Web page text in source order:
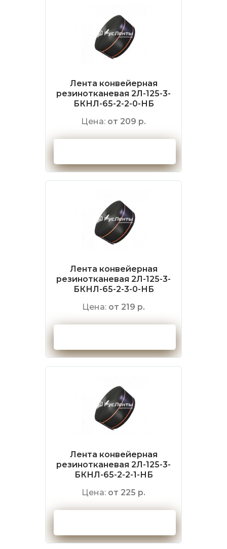
Лента конвейерная
резинотканевая 2Л-125-3-
БКНЛ-65-2-2-0-НБ
Цена: от 209 р.
Лента конвейерная
резинотканевая 2Л-125-3-
БКНЛ-65-2-3-0-НБ
Цена: от 219 р.
Лента конвейерная
резинотканевая 2Л-125-3-
БКНЛ-65-2-2-1-НБ
Цена: от 225 р.